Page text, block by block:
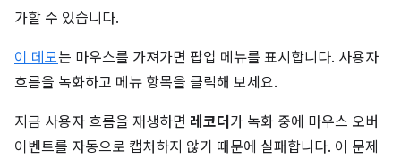
가할 수 있습니다.
이 데모는 마우스를 가져가면 팝업 메뉴를 표시합니다. 사용자
흐름을 녹화하고 메뉴 항목을 클릭해 보세요.
지금 사용자 흐름을 재생하면 레코더 가 녹화 중에 마우스 오버
이벤트를 자동으로 캡처하지 않기 때문에 실패합니다. 이 문제